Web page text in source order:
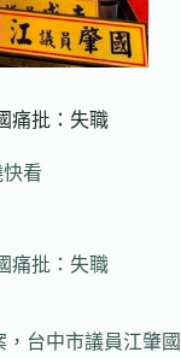
痛批：失職
看
痛批：失職
台中市議員江肇國